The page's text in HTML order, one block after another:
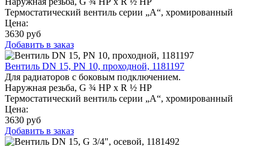
Термостатический вентиль серии „A“, хромированный
Цена:
3630 руб
Добавить в заказ
Вентиль DN 15, PN 10, проходной, 1181197
Для радиаторов с боковым подключением.
Наружная резьба, G ¾ НР x R ½ НР
Термостатический вентиль серии „A“, хромированный
Цена:
3630 руб
Добавить в заказ